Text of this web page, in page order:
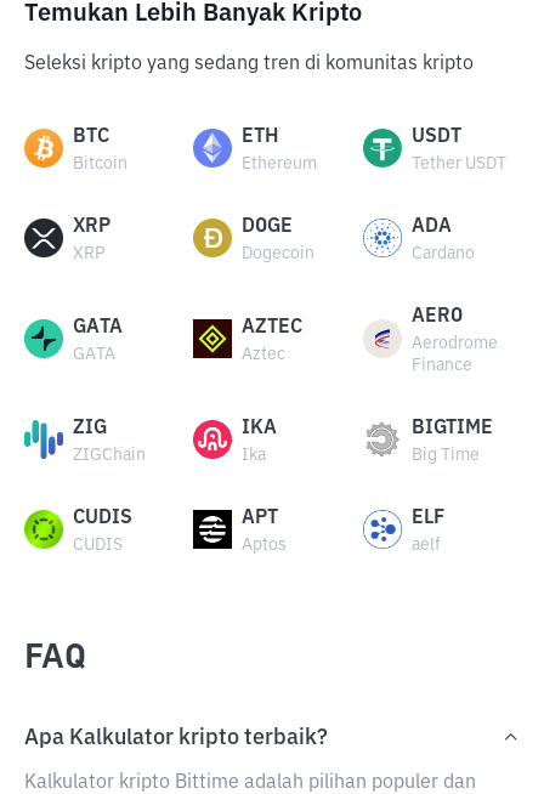
Temukan Lebih Banyak Kripto
Seleksi kripto yang sedang tren di komunitas kripto
BTC
Bitcoin
ETH
Ethereum
USDT
Tether USDT
XRP
XRP
DOGE
Dogecoin
ADA
Cardano
GATA
GATA
AZTEC
Aztec
AERO
Aerodrome
Finance
ZIG
ZIGChain
IKA
Ika
BIGTIME
Big Time
CUDIS
CUDIS
APT
Aptos
ELF
aelf
FAQ
Apa Kalkulator kripto terbaik?
Kalkulator kripto Bittime adalah pilihan populer dan